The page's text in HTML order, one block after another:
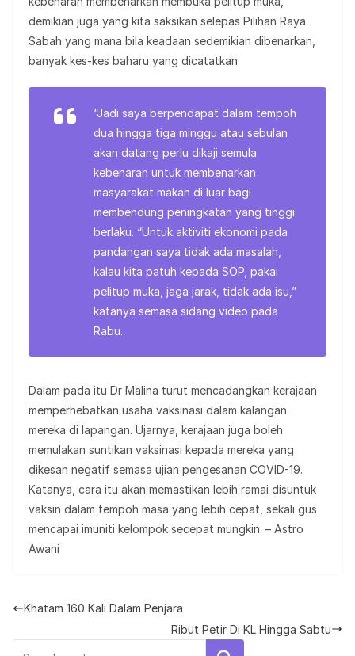
demikian juga yang kita saksikan selepas Pilihan Raya
Sabah yang mana bila keadaan sedemikian dibenarkan,
banyak kes-kes baharu yang dicatatkan.
“Jadi saya berpendapat dalam tempoh
dua hingga tiga minggu atau sebulan
akan datang perlu dikaji semula
kebenaran untuk membenarkan
masyarakat makan di luar bagi
membendung peningkatan yang tinggi
berlaku. “Untuk aktiviti ekonomi pada
pandangan saya tidak ada masalah,
kalau kita patuh kepada SOP, pakai
pelitup muka, jaga jarak, tidak ada isu,”
katanya semasa sidang video pada
Rabu.
Dalam pada itu Dr Malina turut mencadangkan kerajaan
memperhebatkan usaha vaksinasi dalam kalangan
mereka di lapangan. Ujarnya, kerajaan juga boleh
memulakan suntikan vaksinasi kepada mereka yang
dikesan negatif semasa ujian pengesanan COVID-19.
Katanya, cara itu akan memastikan lebih ramai disuntuk
vaksin dalam tempoh masa yang lebih cepat, sekali gus
mencapai imuniti kelompok secepat mungkin. – Astro
Awani
Khatam 160 Kali Dalam Penjara
Ribut Petir Di KL Hingga Sabtu